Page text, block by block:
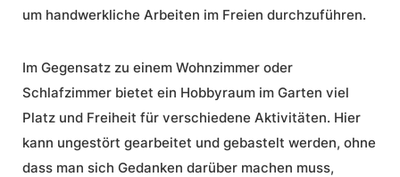
um handwerkliche Arbeiten im Freien durchzuführen.
Im Gegensatz zu einem Wohnzimmer oder
Schlafzimmer bietet ein Hobbyraum im Garten viel
Platz und Freiheit für verschiedene Aktivitäten. Hier
kann ungestört gearbeitet und gebastelt werden, ohne
dass man sich Gedanken darüber machen muss,